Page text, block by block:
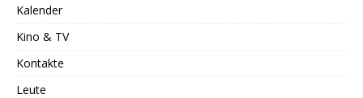
Kalender
Kino & TV
Kontakte
Leute